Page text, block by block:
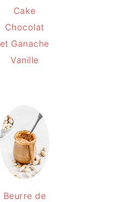
Cake
Chocolat
et Ganache
Vanille
Beurre de